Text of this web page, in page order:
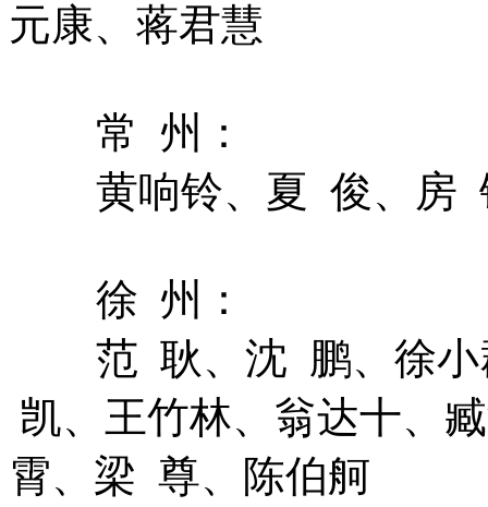
元康、蒋君慧
常 州：
黄响铃、夏 俊、房
徐 州：
范 耿、沈 鹏、徐
凯、王竹林、翁达十、
霄、梁 尊、陈伯舸